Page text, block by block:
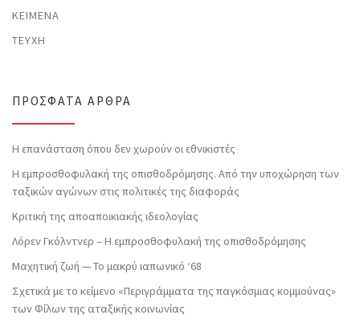
ΚΕΊΜΕΝΑ
ΤΕΎΧΗ
ΠΡΌΣΦΑΤΑ ΆΡΘΡΑ
Η επανάσταση όπου δεν χωρούν οι εθνικιστές
Η εμπροσθοφυλακή της οπισθοδρόμησης. Από την υποχώρηση των
ταξικών αγώνων στις πολιτικές της διαφοράς
Κριτική της αποαποικιακής ιδεολογίας
Λόρεν Γκόλντνερ – Η εμπροσθοφυλακή της οπισθοδρόμησης
Μαχητική ζωή — Το μακρύ ιαπωνικό ‘68
Σχετικά με το κείμενο «Περιγράμματα της παγκόσμιας κομμούνας»
των Φίλων της αταξικής κοινωνίας